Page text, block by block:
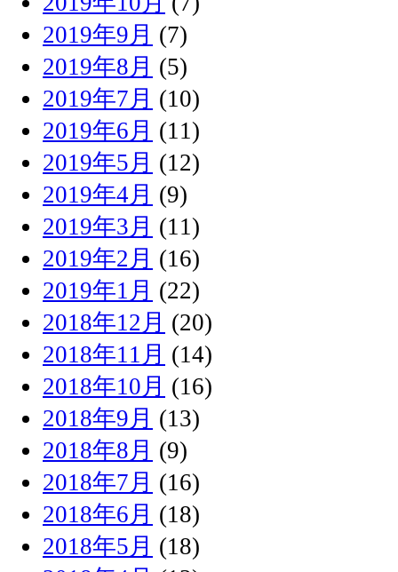
2019年9月 (7)
2019年8月 (5)
2019年7月 (10)
2019年6月 (11)
2019年5月 (12)
2019年4月 (9)
2019年3月 (11)
2019年2月 (16)
2019年1月 (22)
2018年12月 (20)
2018年11月 (14)
2018年10月 (16)
2018年9月 (13)
2018年8月 (9)
2018年7月 (16)
2018年6月 (18)
2018年5月 (18)